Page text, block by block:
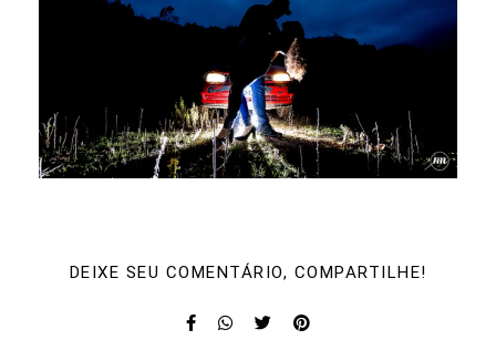
DEIXE SEU COMENTÁRIO, COMPARTILHE!